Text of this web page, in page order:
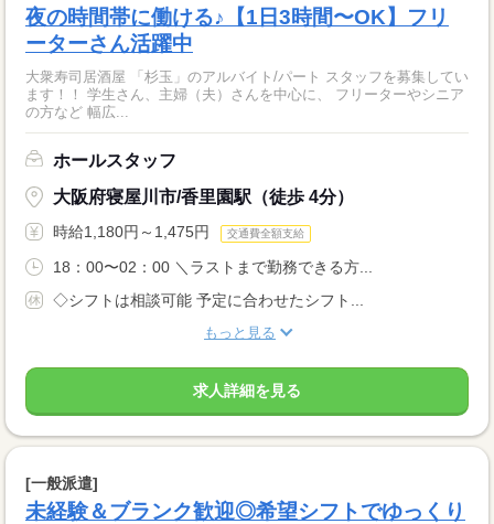
夜の時間帯に働ける♪【1日3時間〜OK】フリ
ーターさん活躍中
大衆寿司居酒屋 「杉玉」のアルバイト/パート スタッフを募集してい
ます！！ 学生さん、主婦（夫）さんを中心に、 フリーターやシニア
の方など 幅広...
ホールスタッフ
大阪府寝屋川市/香里園駅（徒歩 4分）
時給1,180円～1,475円 交通費全額支給
18：00〜02：00 ＼ラストまで勤務できる方...
◇シフトは相談可能 予定に合わせたシフト...
もっと見る
求人詳細を見る
[一般派遣]
未経験＆ブランク歓迎◎希望シフトでゆっくり